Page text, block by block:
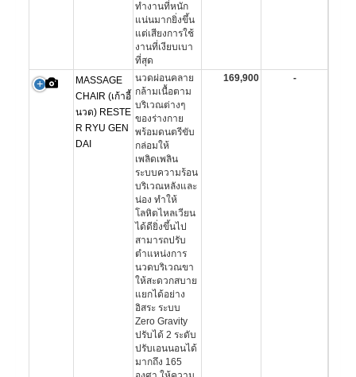
ทำงานที่หนัก
แน่นมากยิ่งขึ้น
แต่เสียงการใช้
งานที่เงียบเบา
ที่สุด
MASSAGE
CHAIR (เก้าอี้
นวด) RESTE
R RYU GEN
DAI
นวดผ่อนคลาย
กล้ามเนื้อตาม
บริเวณต่างๆ
ของร่างกาย
พร้อมดนตรีขับ
กล่อมให้
เพลิดเพลิน
ระบบความร้อน
บริเวณหลังและ
น่อง ทำให้
โลหิตไหลเวียน
ได้ดียิ่งขึ้นไป
สามารถปรับ
ตำแหน่งการ
นวดบริเวณขา
ให้สะดวกสบาย
แยกได้อย่าง
อิสระ ระบบ
Zero Gravity
ปรับได้ 2 ระดับ
ปรับเอนนอนได้
มากถึง 165
169,900 -